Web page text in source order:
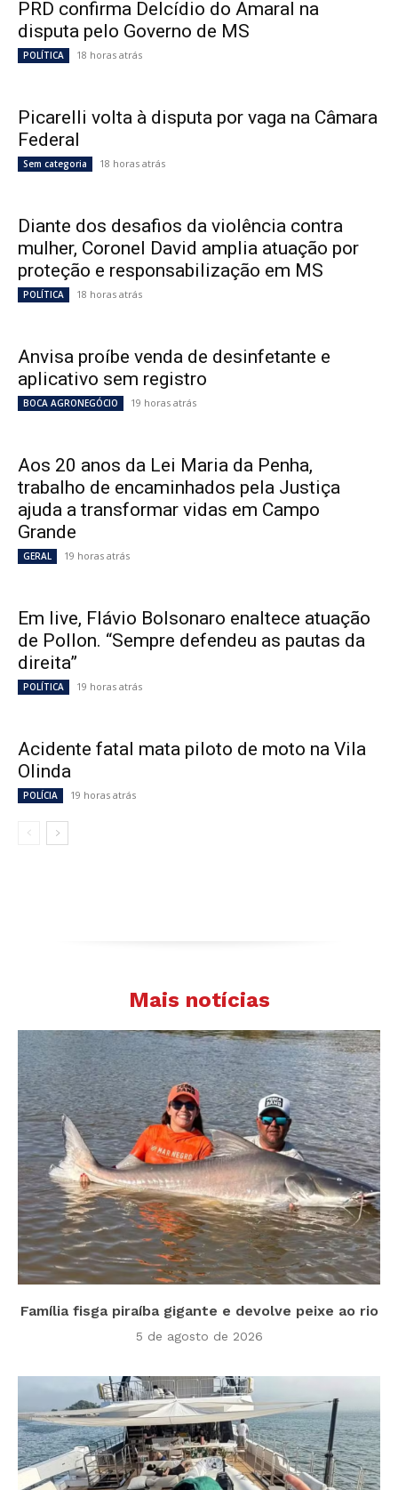
PRD confirma Delcídio do Amaral na
disputa pelo Governo de MS
POLÍTICA 18 horas atrás
Picarelli volta à disputa por vaga na Câmara
Federal
Sem categoria 18 horas atrás
Diante dos desafios da violência contra
mulher, Coronel David amplia atuação por
proteção e responsabilização em MS
POLÍTICA 18 horas atrás
Anvisa proíbe venda de desinfetante e
aplicativo sem registro
BOCA AGRONEGÓCIO 19 horas atrás
Aos 20 anos da Lei Maria da Penha,
trabalho de encaminhados pela Justiça
ajuda a transformar vidas em Campo
Grande
GERAL 19 horas atrás
Em live, Flávio Bolsonaro enaltece atuação
de Pollon. “Sempre defendeu as pautas da
direita”
POLÍTICA 19 horas atrás
Acidente fatal mata piloto de moto na Vila
Olinda
POLÍCIA 19 horas atrás
Mais notícias
Família fisga piraíba gigante e devolve peixe ao rio
5 de agosto de 2026